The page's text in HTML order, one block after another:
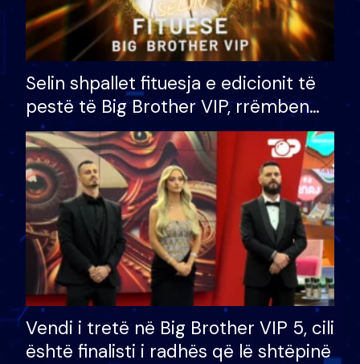
Selin shpallet fituesja e edicionit të
pestë të Big Brother VIP, rrëmben
çmimin e madh prej 100 mijë eurosh
Vendi i tretë në Big Brother VIP 5, cili
është finalisti i radhës që lë shtëpinë